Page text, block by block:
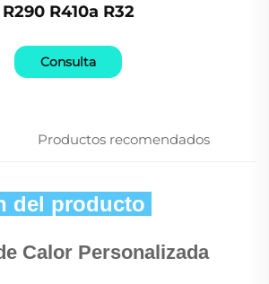
R290 R410a R32
Consulta
Productos recomendados
del producto
Calor Personalizada